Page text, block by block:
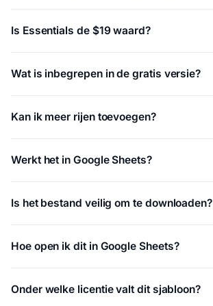
Is Essentials de $19 waard?
Wat is inbegrepen in de gratis versie?
Kan ik meer rijen toevoegen?
Werkt het in Google Sheets?
Is het bestand veilig om te downloaden?
Hoe open ik dit in Google Sheets?
Onder welke licentie valt dit sjabloon?